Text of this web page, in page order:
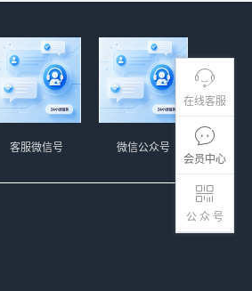
在线客服
会员中心
公 众 号
微信公众号
客服微信号